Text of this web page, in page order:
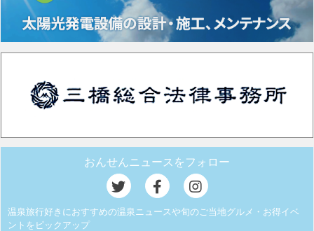
おんせんニュースをフォロー
温泉旅行好きにおすすめの温泉ニュースや旬のご当地グルメ・お得イベ
ントをピックアップ